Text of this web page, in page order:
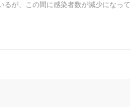
るが、この間に感染者数が減少になって